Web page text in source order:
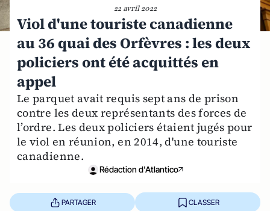
22 avril 2022
Viol d'une touriste canadienne
au 36 quai des Orfèvres : les deux
policiers ont été acquittés en
appel
Le parquet avait requis sept ans de prison
contre les deux représentants des forces de
l’ordre. Les deux policiers étaient jugés pour
le viol en réunion, en 2014, d'une touriste
canadienne.
Rédaction d'Atlantico
PARTAGER CLASSER